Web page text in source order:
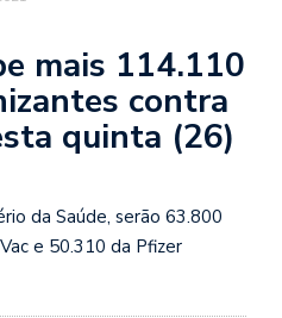
mais 114.110
contra
quinta (26)
da Saúde, serão 63.800
e 50.310 da Pfizer